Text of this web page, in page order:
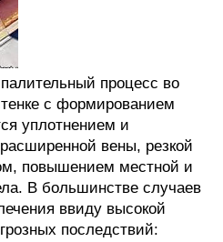
процесс во
с формированием
уплотнением и
вены, резкой
повышением местной и
В большинстве случаев
ввиду высокой
последствий: